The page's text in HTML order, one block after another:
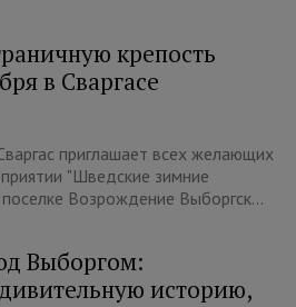
крепость
в Сваргасе
приглашает всех желающих
"Шведские зимние
Возрождение Выборгск...
Выборгом:
историю,